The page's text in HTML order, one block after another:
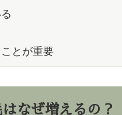
とが重要
なぜ増えるの？